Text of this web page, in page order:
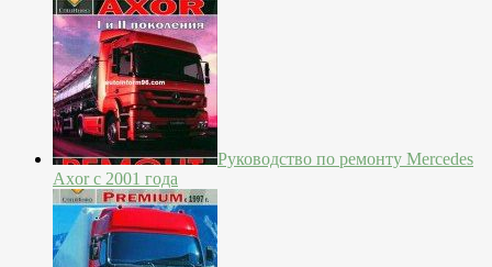
Руководство по ремонту Mercedes
Axor с 2001 года